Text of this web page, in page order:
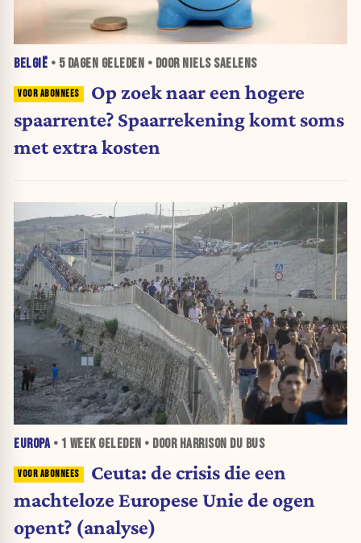
BELGIË • 5 DAGEN GELEDEN • DOOR NIELS SAELENS
Op zoek naar een hogere
spaarrente? Spaarrekening komt soms
met extra kosten
EUROPA• 1 WEEKGELEDEN • DOOR HARRISON DU BUS
Ceuta: de crisis die een
machteloze Europese Unie de ogen
opent? (analyse)